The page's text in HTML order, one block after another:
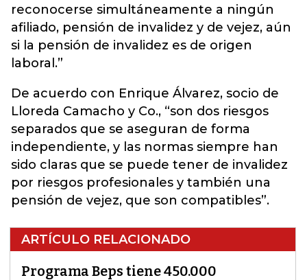
reconocerse simultáneamente a ningún
afiliado, pensión de invalidez y de vejez, aún
si la pensión de invalidez es de origen
laboral.”
De acuerdo con Enrique Álvarez, socio de
Lloreda Camacho y Co., “son dos riesgos
separados que se aseguran de forma
independiente, y las normas siempre han
sido claras que se puede tener de invalidez
por riesgos profesionales y también una
pensión de vejez, que son compatibles”.
ARTÍCULO RELACIONADO
Programa Beps tiene 450.000